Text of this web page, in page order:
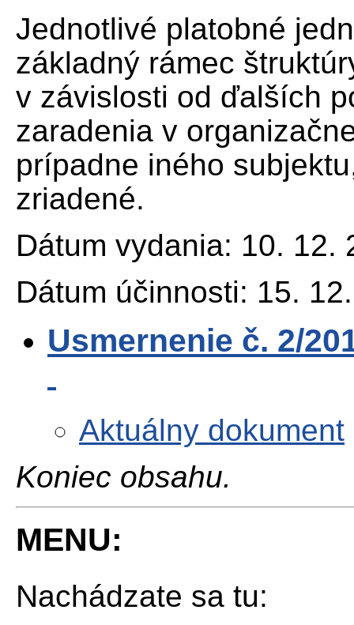
Jednotlivé platobné
základný rámec
v závislosti od ďalších
zaradenia v
prípadne iného
zriadené.
Dátum vydania: 10. 12.
Dátum účinnosti: 15.
Usmernenie č. 2/
Aktuálny dokument
Koniec obsahu.
MENU:
Nachádzate sa tu: